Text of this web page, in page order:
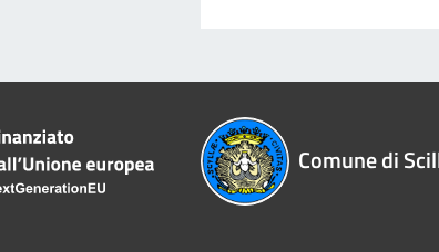
Comune di